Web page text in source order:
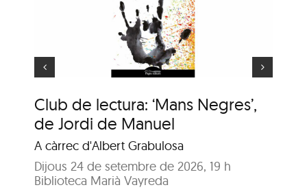
Club de lectura: ‘Mans Negres’,
de Jordi de Manuel
A càrrec d'Albert Grabulosa
Dijous 24 de setembre de 2026, 19 h
Biblioteca Marià Vayreda
Animaler